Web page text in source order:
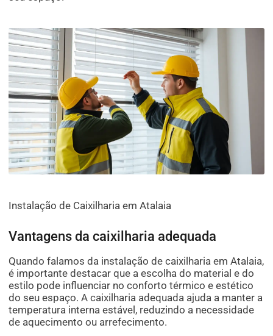
Instalação de Caixilharia em Atalaia
Vantagens da caixilharia adequada
Quando falamos da instalação de caixilharia em Atalaia,
é importante destacar que a escolha do material e do
estilo pode influenciar no conforto térmico e estético
do seu espaço. A caixilharia adequada ajuda a manter a
temperatura interna estável, reduzindo a necessidade
de aquecimento ou arrefecimento.